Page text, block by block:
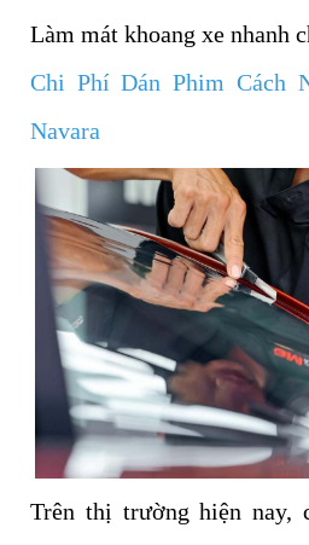
Làm mát khoang xe nhanh
Chi Phí Dán Phim Cách
Navara
Trên thị trường hiện nay,